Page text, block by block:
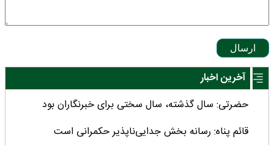
ارسال
آخرین اخبار
حضرتی: سال گذشته، سال سختی برای خبرنگاران بود
قائم پناه: رسانه بخش جدایی‌ناپذیر حکمرانی است